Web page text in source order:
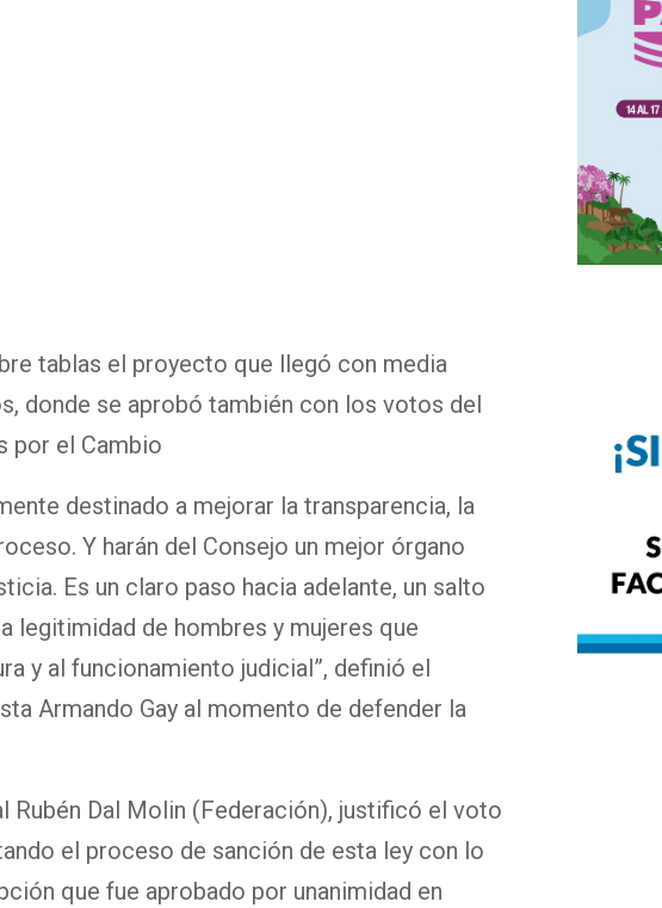
tablas el proyecto que llegó con media
donde se aprobó también con los votos del
por el Cambio
destinado a mejorar la transparencia, la
Y harán del Consejo un mejor órgano
Es un claro paso hacia adelante, un salto
legitimidad de hombres y mujeres que
y al funcionamiento judicial”, definió el
Armando Gay al momento de defender la
Rubén Dal Molin (Federación), justificó el voto
el proceso de sanción de esta ley con lo
que fue aprobado por unanimidad en